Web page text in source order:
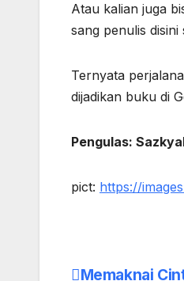
Atau kalian juga
sang penulis
Ternyata
dijadikan buku di
Pengulas:
pict: https://
Memaknai